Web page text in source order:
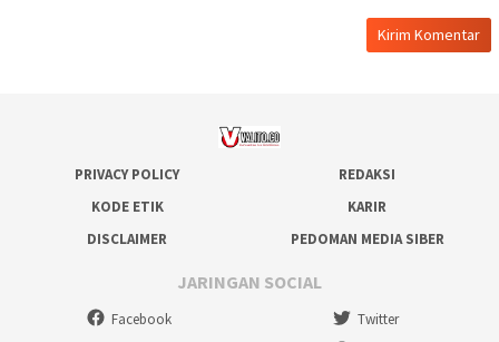
PRIVACY POLICY
REDAKSI
KODE ETIK
KARIR
DISCLAIMER
PEDOMAN MEDIA SIBER
JARINGAN SOCIAL
Facebook Twitter